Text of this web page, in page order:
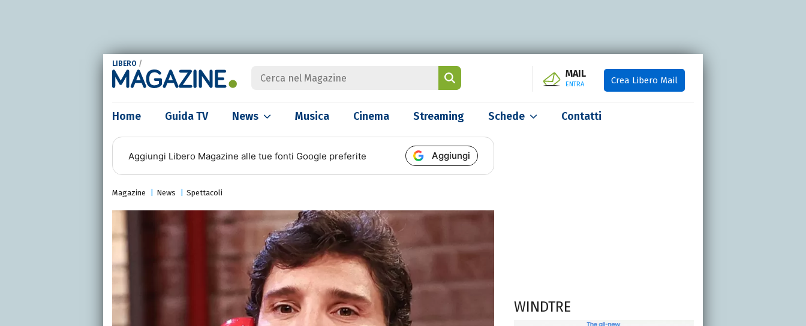
LIBERO /
MAIL
ENTRA Crea Libero Mail
Home Guida TV News Musica Cinema Streaming Schede Contatti
Aggiungi Libero Magazine alle tue fonti Google preferite Aggiungi
Magazine News Spettacoli
WINDTRE